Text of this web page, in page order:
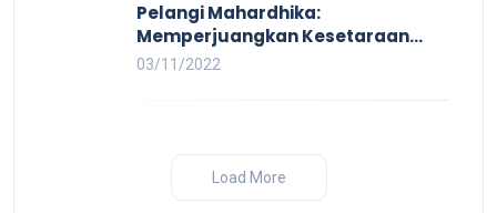
Pelangi Mahardhika:
Memperjuangkan Kesetaraan
untuk Pekerja LBTQ
03/11/2022
Load More